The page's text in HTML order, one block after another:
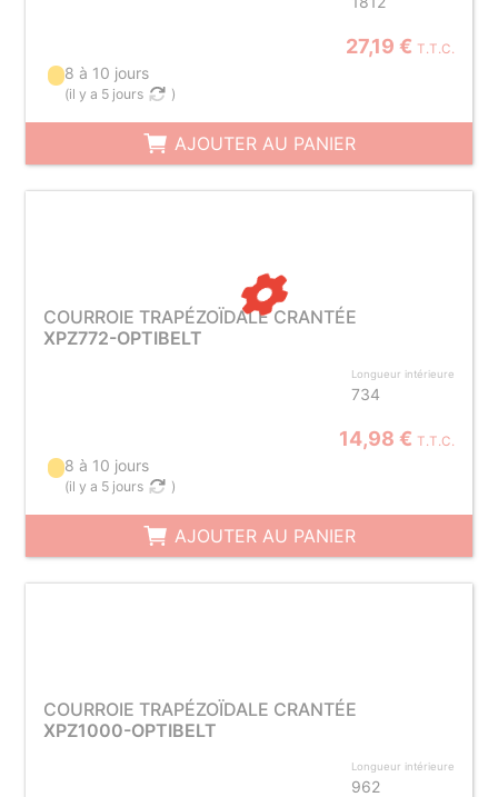
27,19 € T.T.C.
8 à 10 jours
(il y a 5 jours )
AJOUTER AU PANIER
COURROIE TRAPÉZOÏDALE CRANTÉE
XPZ772-OPTIBELT
Longueur intérieure
734
14,98 € T.T.C.
8 à 10 jours
(il y a 5 jours )
AJOUTER AU PANIER
COURROIE TRAPÉZOÏDALE CRANTÉE
XPZ1000-OPTIBELT
Longueur intérieure
962